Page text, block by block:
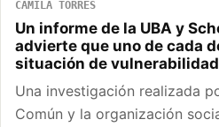
CAMILA TORRES
Un informe de la UBA y
advierte que uno de cada
situación de
Una investigación realizada
Común y la organización